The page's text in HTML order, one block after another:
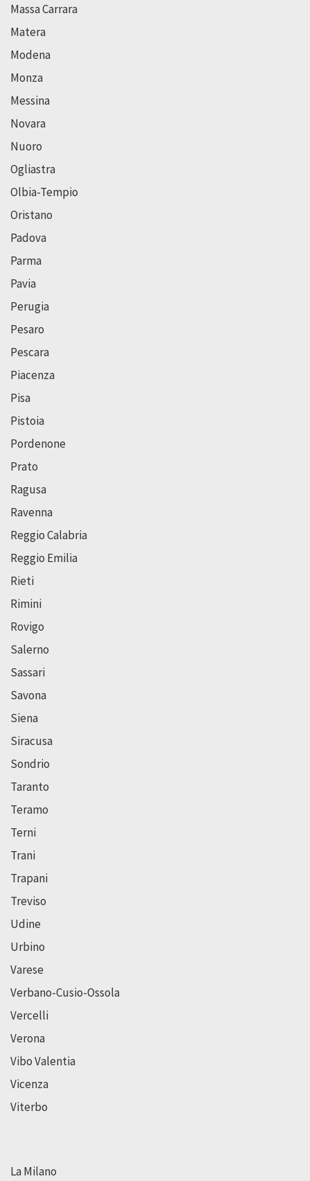
Massa Carrara
Matera
Modena
Monza
Messina
Novara
Nuoro
Ogliastra
Olbia-Tempio
Oristano
Padova
Parma
Pavia
Perugia
Pesaro
Pescara
Piacenza
Pisa
Pistoia
Pordenone
Prato
Ragusa
Ravenna
Reggio Calabria
Reggio Emilia
Rieti
Rimini
Rovigo
Salerno
Sassari
Savona
Siena
Siracusa
Sondrio
Taranto
Teramo
Terni
Trani
Trapani
Treviso
Udine
Urbino
Varese
Verbano-Cusio-Ossola
Vercelli
Verona
Vibo Valentia
Vicenza
Viterbo
La Milano